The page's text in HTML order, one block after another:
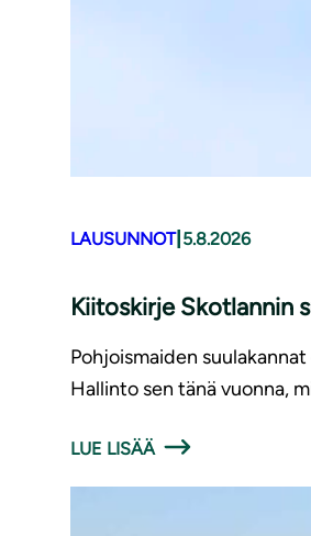
LAUSUNNOT| 5.8.2026
Kiitoskirje Skotlannin
Pohjoismaiden
Hallinto sen tänä vuonna,
LUE LISÄÄ